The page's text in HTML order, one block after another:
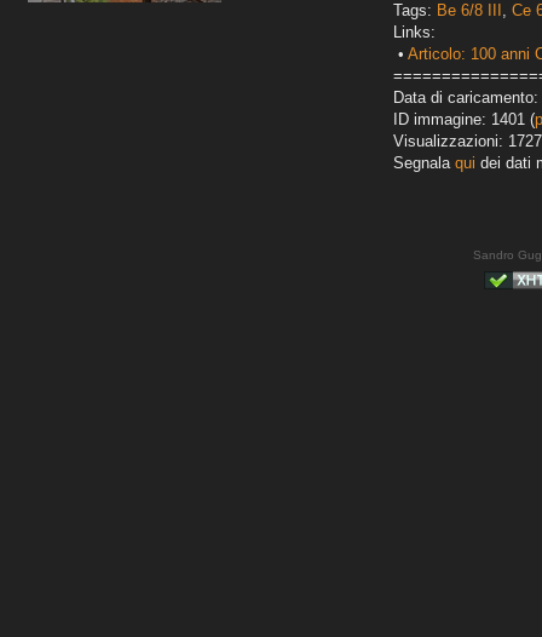
Tags: Be 6/8 III , Ce
Links:
• Articolo: 100 anni
Data di caricamento:
ID immagine: 1401 (
Visualizzazioni: 1727
Segnala qui dei dati
Sandro